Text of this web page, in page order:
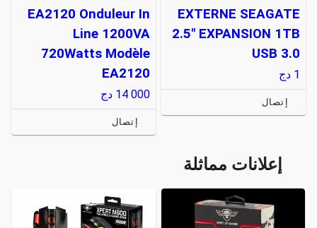
EXTERNE SEAGATE
2.5" EXPANSION 1TB
USB 3.0
1 دج
إتصال
EA2120 Onduleur In
Line 1200VA
720Watts Modèle
EA2120
14 000 دج
إتصال
إعلانات مماثلة